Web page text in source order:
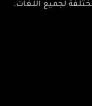
لجميع اللغات.